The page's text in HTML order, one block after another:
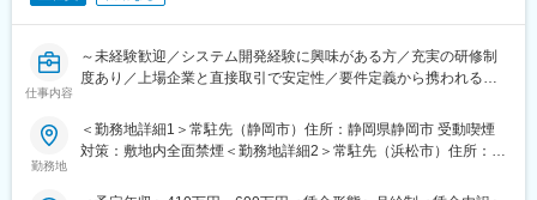
社員と同行しながら実務を習得。独り立ち後も技術サポート窓口
や社内専門部署へ相談できるため、一人で問題を抱え込む心配は
にキャッチアップいただける環境です。
■ポジションの魅力
仕事内容
～未経験歓迎／システム開発経験に興味がある方／充実の研修制
度あり／上場企業と直接取引で安定性／要件定義から携われる／
■採用背景
勤務地
＜勤務地詳細1＞常駐先（静岡市）住所：静岡県静岡市 受動喫煙
対策：敷地内全面禁煙＜勤務地詳細2＞常駐先（浜松市）住所：静
先（磐田市）住所：静岡県磐田市 受動喫煙対策：敷地内全面禁煙